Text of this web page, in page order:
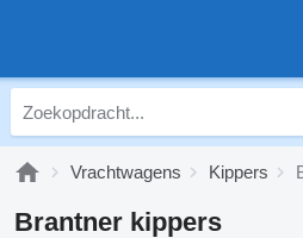
Vrachtwagens Kippers
Brantner kippers